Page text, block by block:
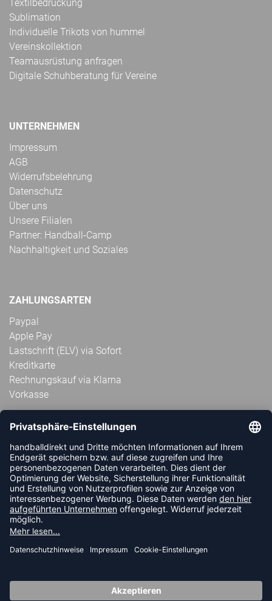
Textilbedruckung
Sublimation
Individuelle Trikots von hummel
Vereinskollektion
Teamausrüstung anfragen
Digitale Schuhberatung für Vereine
UNTERNEHMEN
Impressum
AGB
Widerrufsbelehrung
Datenschutz
Über uns
Unsere Filialen
Partner: Handball-Camp
Nachhaltigkeit und Soziales
ZAHLUNGSARTEN
Paypal
Apple Pay
Lastschrift (ELV) via Sofort
Kreditkarte
Rechnungskauf via Klarna
Vorkasse
ABONNIERE JETZT DEN KOSTENLOSEN
HANDBALLDIREKT-NEWSLETTER UND VERPASSE KEINE
NEUIGKEIT ODER AKTION MEHR.
JETZT ANMELDEN